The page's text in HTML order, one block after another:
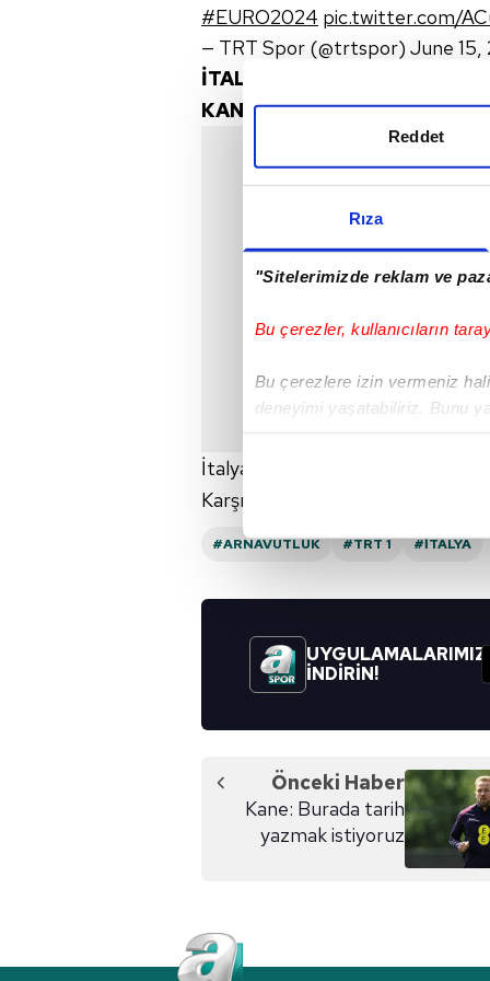
Rıza
"Sitelerimizde reklam ve
Bu çerezler, kullanıcıların
Bu çerezlere izin vermeniz
deneyimi yaşatabiliriz. Bunu
Her halükârda, kullanıcılar,
reklam/pazarlama faaliyetlerinin
Çerezlere ilişkin tercihlerinizi
6698 sayılı Kişisel Verilerin
mevzuata uygun olarak
Reddet
#EURO2024 pic.twitter.com/
— TRT Spor (@trtspor) June
İTALYA - ARNAVUTLUK MAÇI
KANALDA?
İtalya - Arnavutluk maçı 15
Karşılaşma
#ARNAVUTLUK #TRT 1 #İTALYA
UYGULAMALARIMIZI
İNDİRİN!
Önceki Haber
Kane: Burada tarih
yazmak istiyoruz